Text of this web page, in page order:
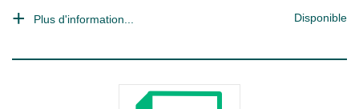
Plus d'information... Disponible